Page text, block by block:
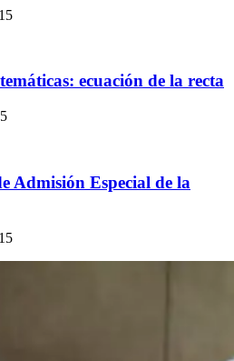
ecuación de la recta
Admisión Especial de la